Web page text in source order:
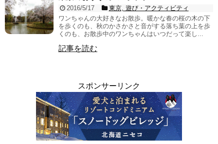
2016/5/17
東京, 遊び・アクティビティ
ワンちゃんの大好きなお散歩。暖かな春の桜の木の下
を歩くのも、秋のかさかさと音がする落ち葉の上を歩
くのも、お散歩中のワンちゃんはいつだって楽し...
記事を読む
スポンサーリンク